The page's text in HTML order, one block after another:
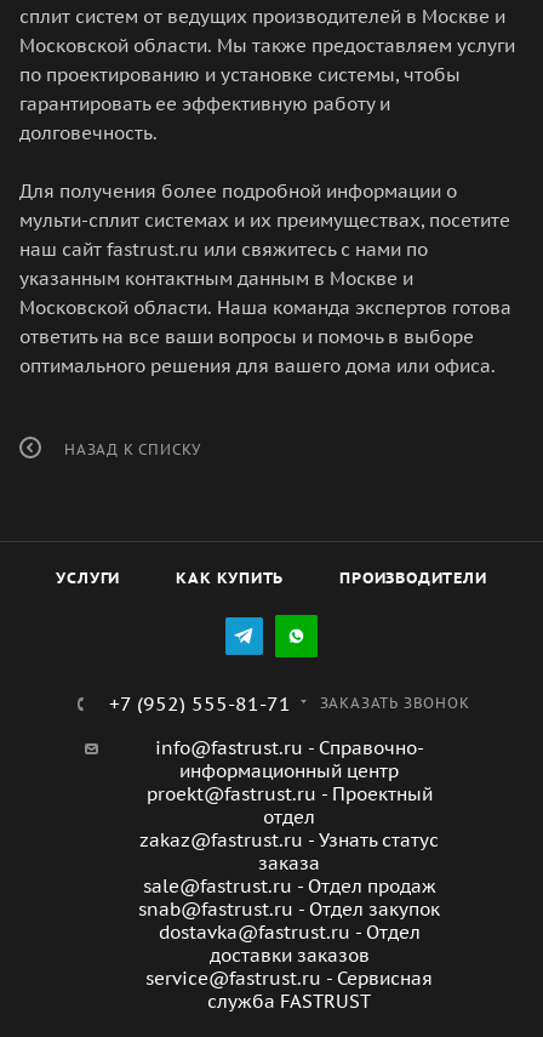
сплит систем от ведущих производителей в Москве и
Московской области. Мы также предоставляем услуги
по проектированию и установке системы, чтобы
гарантировать ее эффективную работу и
долговечность.
Для получения более подробной информации о
мульти-сплит системах и их преимуществах, посетите
наш сайт fastrust.ru или свяжитесь с нами по
указанным контактным данным в Москве и
Московской области. Наша команда экспертов готова
ответить на все ваши вопросы и помочь в выборе
оптимального решения для вашего дома или офиса.
НАЗАД К СПИСКУ
УСЛУГИ КАК КУПИТЬ ПРОИЗВОДИТЕЛИ
+7 (952) 555-81-71 ЗАКАЗАТЬ ЗВОНОК
info@fastrust.ru - Справочно-
информационный центр
proekt@fastrust.ru - Проектный
отдел
zakaz@fastrust.ru - Узнать статус
заказа
sale@fastrust.ru - Отдел продаж
snab@fastrust.ru - Отдел закупок
dostavka@fastrust.ru - Отдел
доставки заказов
service@fastrust.ru - Сервисная
служба FASTRUST